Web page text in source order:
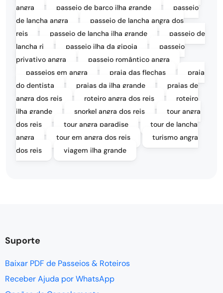
angra
passeio de barco ilha grande
passeio
de lancha angra
passeio de lancha angra dos
reis
passeio de lancha ilha grande
passeio de
lancha rj
passeio ilha da gipoia
passeio
privativo angra
passeio romântico angra
passeios em angra
praia das flechas
praia
do dentista
praias da ilha grande
praias de
angra dos reis
roteiro angra dos reis
roteiro
ilha grande
snorkel angra dos reis
tour angra
dos reis
tour angra paradise
tour de lancha
angra
tour em angra dos reis
turismo angra
dos reis
viagem ilha grande
Suporte
Baixar PDF de Passeios & Roteiros
Receber Ajuda por WhatsApp